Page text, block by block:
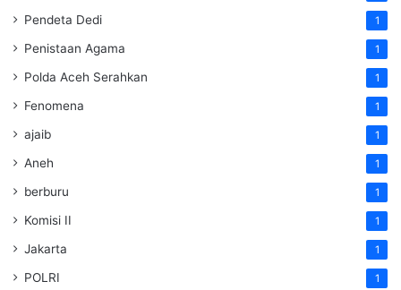
Pendeta Dedi 1
Penistaan Agama 1
Polda Aceh Serahkan 1
Fenomena 1
ajaib 1
Aneh 1
berburu 1
Komisi II 1
Jakarta 1
POLRI 1